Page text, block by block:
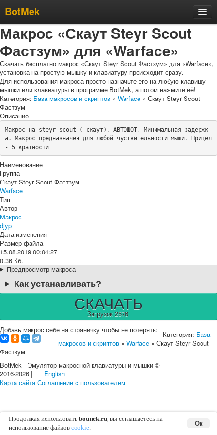
BotMek
Скачать
Обзор
Обновления
Инструкция
Статьи
Бесплатные макросы
Отзывы
Поддержка
Форум
Макрос «Скаут Steyr Scout
Фастзум» для «Warface»
Скачать бесплатно макрос «Скаут Steyr Scout Фастзум» для «Warface»,
установка на простую мышку и клавиатуру происходит сразу.
Для использования макроса просто назначьте его на любую клавишу
мышки или клавиатуры в программе BotMek, а потом нажмите её!
Категория: База макросов и скриптов » Warface » Скаут Steyr Scout
Фастзум
Описание
Макрос на steyr scout ( скаут). АВТОШОТ. Минимальная задержк
а. Макрос предназначен для любой чуствительности мыши. Прицел
- 5 кратности
Наименование
Группа
Скаут Steyr Scout Фастзум
Warface
Тип
Автор
Макрос
djyp
Дата изменения
Размер файла
15.08.2019 00:04:27
0.36 Кб.
Предпросмотр макроса
Как устанавливать?
СКАЧАТЬ
Загрузок 2576
Добавь макрос себе на страничку чтобы не потерять:
Категория: База
макросов и скриптов » Warface » Скаут Steyr Scout
Фастзум
BotMek - Эмулятор макросной клавиатуры и мышки ©
2016-2026 |
English
Карта сайта Соглашение с пользователем